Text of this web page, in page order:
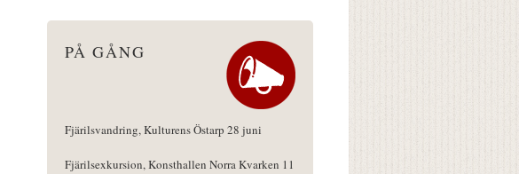
PÅ GÅNG
Fjärilsvandring, Kulturens Östarp 28 juni
Fjärilsexkursion, Konsthallen Norra Kvarken 11